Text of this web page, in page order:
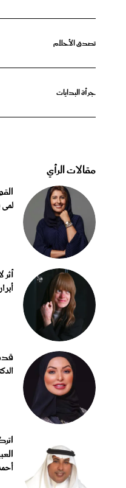
تصدق الأحلام
جرأة البدايات
مقالات الرأي